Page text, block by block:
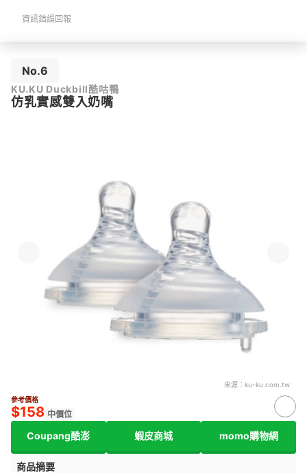
資訊錯誤回報
No.6
KU.KU Duckbill酷咕鴨
仿乳實感雙入奶嘴
來源： ku-ku.com.tw
參考價格
$158 中價位
Coupang酷澎 蝦皮商城 momo購物網
商品摘要